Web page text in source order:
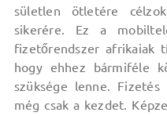
sületlen ötletére
sikerére. Ez a
fizetőrendszer afrikaiak
hogy ehhez bármiféle
szüksége lenne.
még csak a kezdet.